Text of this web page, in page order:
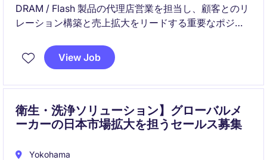
DRAM / Flash 製品の代理店営業を担当し、顧客とのリ
レーション構築と売上拡大をリードする重要なポジシ
View Job
衛生・洗浄ソリューション】グローバルメ
ーカーの日本市場拡大を担うセールス募集
Yokohama